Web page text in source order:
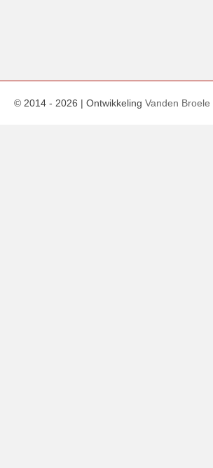
© 2014 - 2026 | Ontwikkeling Vanden Broele